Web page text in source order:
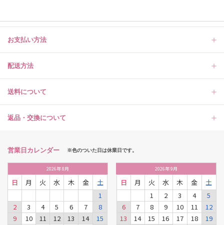
お支払い方法
配送方法
送料について
返品・交換について
営業日カレンダー ※色のついた日は休業日です。
2026年8月
日 月 火 水 木 金
土
1
2
3 4 5 6 7
8
9
10 11 12 13 14
15
2026年9月
日 月 火 水 木 金
土
1
2 3 4
5
6
7 8 9 10 11
12
13
14 15 16 17 18
19